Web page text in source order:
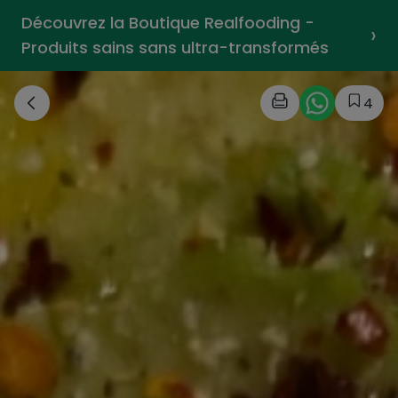
Découvrez la Boutique Realfooding -
Produits sains sans ultra-transformés
›
4